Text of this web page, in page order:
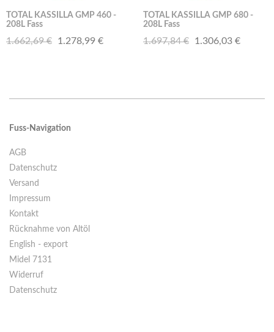
TOTAL KASSILLA GMP 460 -
208L Fass
1.662,69 € 1.278,99 €
TOTAL KASSILLA GMP 680 -
208L Fass
1.697,84 € 1.306,03 €
Fuss-Navigation
AGB
Datenschutz
Versand
Impressum
Kontakt
Rücknahme von Altöl
English - export
Midel 7131
Widerruf
Datenschutz